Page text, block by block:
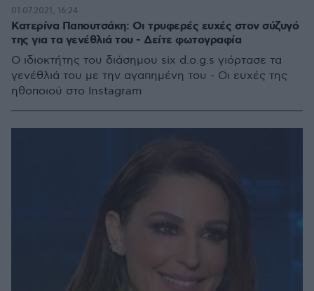
Κατερίνα Παπουτσάκη: Οι τρυφερές ευχές στον σύζυγό
της για τα γενέθλιά του - Δείτε φωτογραφία
Ο ιδιοκτήτης του διάσημου six d.o.g.s γιόρτασε τα
γενέθλιά του με την αγαπημένη του - Οι ευχές της
ηθοποιού στο Instagram
01.07.2021, 16:24